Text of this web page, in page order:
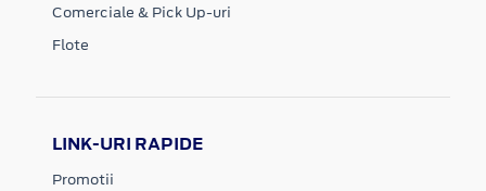
Comerciale & Pick Up-uri
Flote
LINK-URI RAPIDE
Promotii